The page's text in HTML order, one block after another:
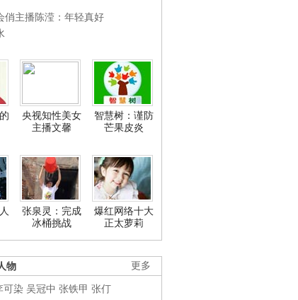
俏主播陈滢：年轻真好
央视知性美女
主播文馨
智慧树：谨防
芒果皮炎
张泉灵：完成
冰桶挑战
爆红网络十大
正太萝莉
更多
物
可染 吴冠中 张铁甲 张仃